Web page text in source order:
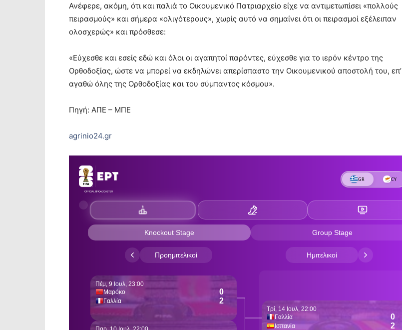
Ανέφερε, ακόμη, ότι και παλιά το Οικουμενικό Πατριαρχείο είχε να αντιμετωπίσει «πολλούς
πειρασμούς» και σήμερα «ολιγότερους», χωρίς αυτό να σημαίνει ότι οι πειρασμοί εξέλειπαν
ολοσχερώς» και πρόσθεσε:
«Εύχεσθε και εσείς εδώ και όλοι οι αγαπητοί παρόντες, εύχεσθε για το ιερόν κέντρο της
Ορθοδοξίας, ώστε να μπορεί να εκδηλώνει απερίσπαστο την Οικουμενικού αποστολή του, επ’
αγαθώ όλης της Ορθοδοξίας και του σύμπαντος κόσμου».
Πηγή: ΑΠΕ – ΜΠΕ
agrinio24.gr